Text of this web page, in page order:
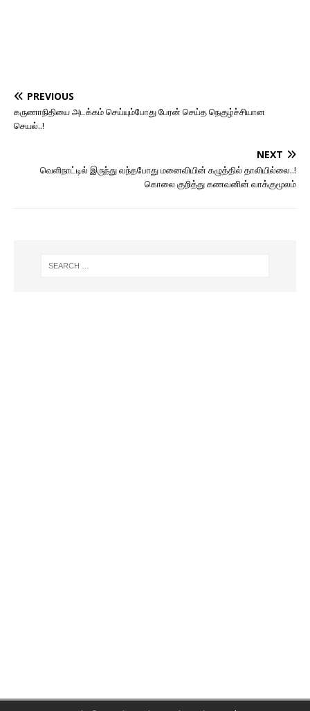
PREVIOUS
கருணாநிதியை அடக்கம் செய்யும்போது பேரன் செய்த நெகுழ்ச்சியான
செயல்..!
NEXT
வெளிநாட்டில் இருந்து வந்தபோது மனைவியின் கழுத்தில் தாலியில்லை..!
கொலை குறித்து கணவனின் வாக்குமூலம்